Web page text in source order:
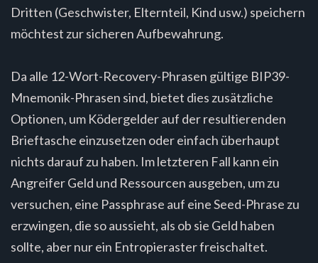
Dritten (Geschwister, Elternteil, Kind usw.) speichern
möchtest zur sicheren Aufbewahrung.
Da alle 12-Wort-Recovery-Phrasen gültige BIP39-
Mnemonik-Phrasen sind, bietet dies zusätzliche
Optionen, um Ködergelder auf der resultierenden
Brieftasche einzusetzen oder einfach überhaupt
nichts darauf zu haben. Im letzteren Fall kann ein
Angreifer Geld und Ressourcen ausgeben, um zu
versuchen, eine Passphrase auf eine Seed-Phrase zu
erzwingen, die so aussieht, als ob sie Geld haben
sollte, aber nur ein Entropieraster freischaltet.